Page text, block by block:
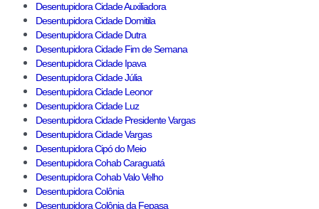
Desentupidora Cidade Auxiliadora
Desentupidora Cidade Domitila
Desentupidora Cidade Dutra
Desentupidora Cidade Fim de Semana
Desentupidora Cidade Ipava
Desentupidora Cidade Júlia
Desentupidora Cidade Leonor
Desentupidora Cidade Luz
Desentupidora Cidade Presidente Vargas
Desentupidora Cidade Vargas
Desentupidora Cipó do Meio
Desentupidora Cohab Caraguatá
Desentupidora Cohab Valo Velho
Desentupidora Colônia
Desentupidora Colônia da Fepasa